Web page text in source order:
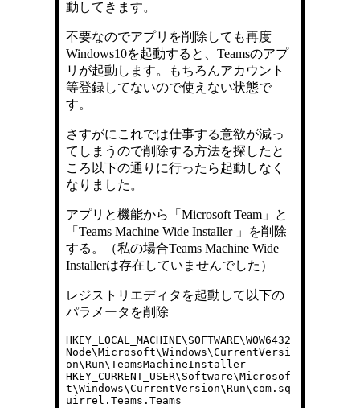
動してきます。
不要なのでアプリを削除しても再度
Windows10を起動すると、Teamsのアプ
リが起動します。もちろんアカウント
等登録してないので使えない状態で
す。
さすがにこれでは仕事する意欲が減っ
てしまうので削除する方法を探したと
ころ以下の通りに行ったら起動しなく
なりました。
アプリと機能から「Microsoft Team」と
「Teams Machine Wide Installer 」を削除
する。（私の場合Teams Machine Wide
Installerは存在していませんでした）
レジストリエディタを起動して以下の
パラメータを削除
HKEY_LOCAL_MACHINE\SOFTWARE\WOW6432
Node\Microsoft\Windows\CurrentVersi
on\Run\TeamsMachineInstaller
HKEY_CURRENT_USER\Software\Microsof
t\Windows\CurrentVersion\Run\com.sq
uirrel.Teams.Teams